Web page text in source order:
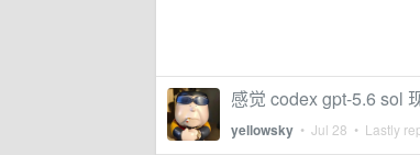
感觉 codex gpt-5.6 sol
yellowsky • Jul 28 • Lastly